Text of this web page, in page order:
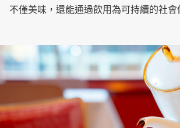
不僅美味，還能通過飲用為可持續的社會